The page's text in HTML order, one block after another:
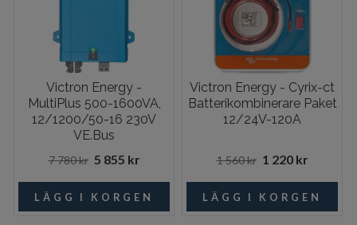
Victron Energy -
MultiPlus 500-1600VA,
12/1200/50-16 230V
VE.Bus
7 780 kr 5 855 kr
Victron Energy - Cyrix-ct
Batterikombinerare Paket
12/24V-120A
1 560 kr 1 220 kr